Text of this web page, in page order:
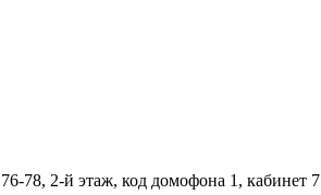
78, 2-й этаж, код домофона 1, кабинет 7